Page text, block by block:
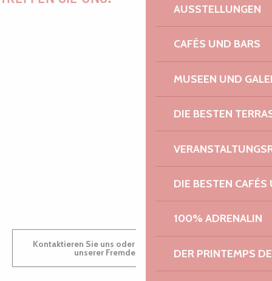
AUSSTELLUNGEN
CAFÉS UND BARS
MUSEEN UND
DIE BESTEN
DIE BESTEN
100% ADRENALIN
DER PRINTEMPS
PAULINE
AUDREY
GWENAËLLE
Kontaktieren Sie uns oder besuchen Sie uns in einem
unserer Fremdenverkehrsbüros.